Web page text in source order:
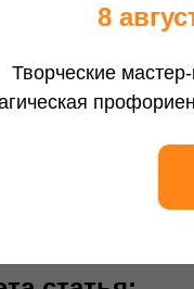
8
Творческие
по географии?
и вузы